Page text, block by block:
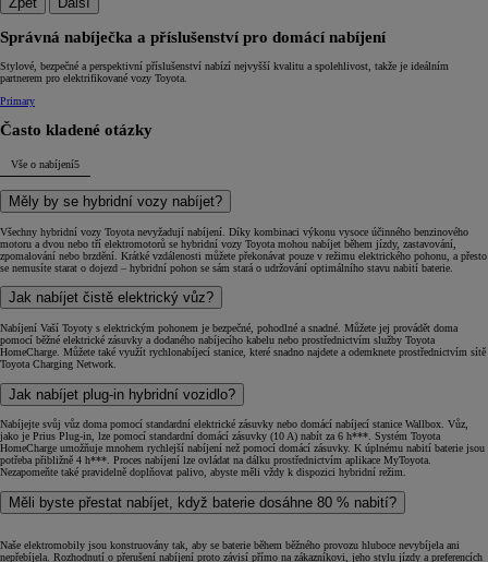
Správná nabíječka a příslušenství pro domácí nabíjení
Stylové, bezpečné a perspektivní příslušenství nabízí nejvyšší kvalitu a spolehlivost, takže je ideálním
partnerem pro elektrifikované vozy Toyota.
Primary
Často kladené otázky
Vše o nabíjení5
Měly by se hybridní vozy nabíjet?
Všechny hybridní vozy Toyota nevyžadují nabíjení. Díky kombinaci výkonu vysoce účinného benzinového
motoru a dvou nebo tří elektromotorů se hybridní vozy Toyota mohou nabíjet během jízdy, zastavování,
zpomalování nebo brzdění. Krátké vzdálenosti můžete překonávat pouze v režimu elektrického pohonu, a přesto
se nemusíte starat o dojezd – hybridní pohon se sám stará o udržování optimálního stavu nabití baterie.
Jak nabíjet čistě elektrický vůz?
Nabíjení Vaší Toyoty s elektrickým pohonem je bezpečné, pohodlné a snadné. Můžete jej provádět doma
pomocí běžné elektrické zásuvky a dodaného nabíjecího kabelu nebo prostřednictvím služby Toyota
HomeCharge. Můžete také využít rychlonabíjecí stanice, které snadno najdete a odemknete prostřednictvím sítě
Toyota Charging Network.
Jak nabíjet plug-in hybridní vozidlo?
Nabíjejte svůj vůz doma pomocí standardní elektrické zásuvky nebo domácí nabíjecí stanice Wallbox. Vůz,
jako je Prius Plug-in, lze pomocí standardní domácí zásuvky (10 A) nabít za 6 h***. Systém Toyota
HomeCharge umožňuje mnohem rychlejší nabíjení než pomocí domácí zásuvky. K úplnému nabití baterie jsou
potřeba přibližně 4 h***. Proces nabíjení lze ovládat na dálku prostřednictvím aplikace MyToyota.
Nezapomeňte také pravidelně doplňovat palivo, abyste měli vždy k dispozici hybridní režim.
Měli byste přestat nabíjet, když baterie dosáhne 80 % nabití?
Naše elektromobily jsou konstruovány tak, aby se baterie během běžného provozu hluboce nevybíjela ani
nepřebíjela. Rozhodnutí o přerušení nabíjení proto závisí přímo na zákazníkovi, jeho stylu jízdy a preferencích